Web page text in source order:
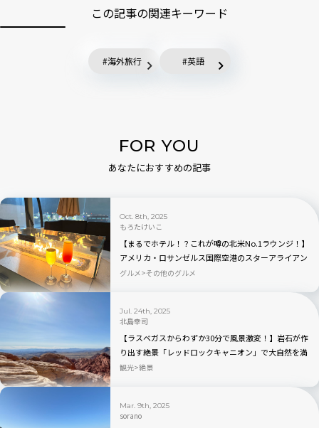
この記事の関連キーワード
海外旅行 英語
FOR YOU
あなたにおすすめの記事
Oct. 8th, 2025
もろたけいこ
【まるでホテル！？これが噂の北米No.1ラウンジ！】
アメリカ・ロサンゼルス国際空港のスターアライアン
ス・ラウンジの魅力を全公開！
グルメ その他のグルメ
Jul. 24th, 2025
北島幸司
【ラスベガスからわずか30分で風景激変！】岩石が作
り出す絶景「レッドロックキャニオン」で大自然を満
喫！
観光 絶景
Mar. 9th, 2025
sorano